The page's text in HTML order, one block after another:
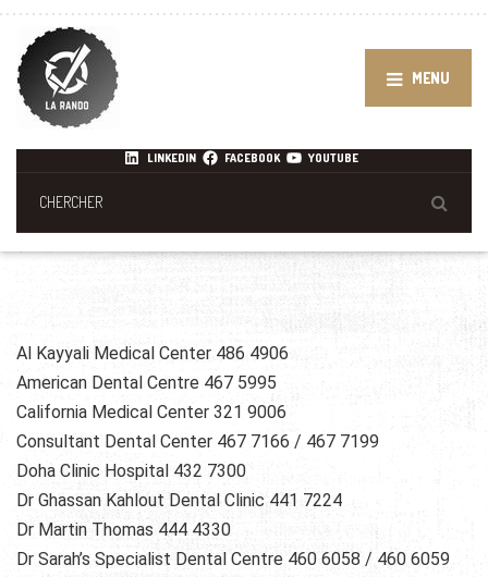
MENU
LINKEDIN FACEBOOK YOUTUBE
Al Kayyali Medical Center 486 4906
American Dental Centre 467 5995
California Medical Center 321 9006
Consultant Dental Center 467 7166 / 467 7199
Doha Clinic Hospital 432 7300
Dr Ghassan Kahlout Dental Clinic 441 7224
Dr Martin Thomas 444 4330
Dr Sarah’s Specialist Dental Centre 460 6058 / 460 6059